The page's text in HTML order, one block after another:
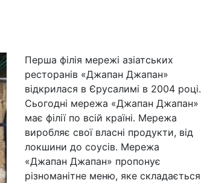
Перша філія мережі азіатських
ресторанів «Джапан Джапан»
відкрилася в Єрусалимі в 2004 році.
Сьогодні мережа «Джапан Джапан»
має філії по всій країні. Мережа
виробляє свої власні продукти, від
локшини до соусів. Мережа
«Джапан Джапан» пропонує
різноманітне меню, яке складається